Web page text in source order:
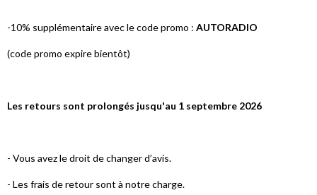
-10% supplémentaire avec le code promo : AUTORADIO
(code promo expire bientôt)
Les retours sont prolongés jusqu'au 1 septembre 2026
- Vous avez le droit de changer d’avis.
- Les frais de retour sont à notre charge.